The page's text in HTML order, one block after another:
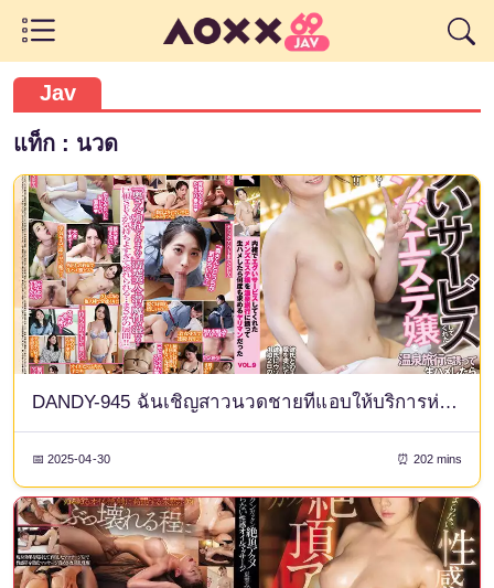
Jav
แท็ก : นวด
DANDY-945 ฉันเชิญสาวนวดชายที่แอบให้บริการห่วยๆ แก่ฉันไปเที่ยวบ่อน้ำพุร้อนและมีเซ็กส์แบบดิบๆ กับเธอ และเธอก็กลายเป็นคนสำส่อนที่ขอเพิ่มเรื่อยๆ VOL.9
📅 2025-04-30 ⏰ 202 mins